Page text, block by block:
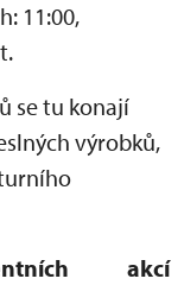
11:00,
se tu konají
výrobků,
akcí